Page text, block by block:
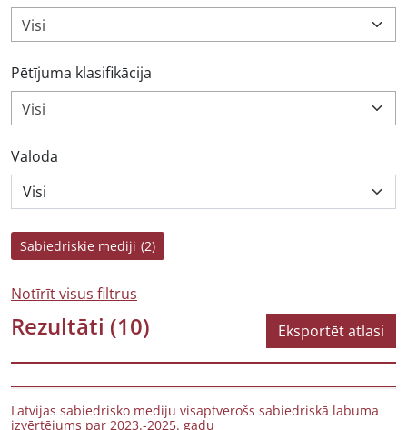
Visi
Pētījuma klasifikācija
Visi
Valoda
Sabiedriskie mediji (2)
Notīrīt visus filtrus
Rezultāti (10) Eksportēt atlasi
Latvijas sabiedrisko mediju visaptverošs sabiedriskā labuma
izvērtējums par 2023.-2025. gadu